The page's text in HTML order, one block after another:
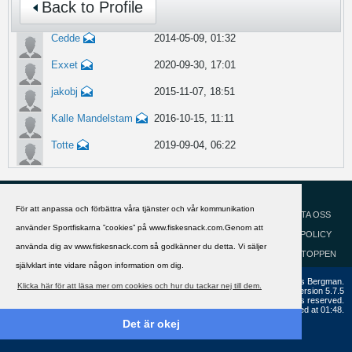
För att anpassa och förbättra våra tjänster och vår kommunikation
använder Sportfiskarna ”cookies” på www.fiskesnack.com.Genom att
använda dig av www.fiskesnack.com så godkänner du detta. Vi säljer
självklart inte vidare någon information om dig.
Klicka här för att läsa mer om cookies och hur du tackar nej till dem.
Det är okej
Back to Profile
Cedde 2014-05-09, 01:32
Exxet 2020-09-30, 17:01
jakobj 2015-11-07, 18:51
Kalle Mandelstam 2016-10-15, 11:11
Totte 2019-09-04, 06:22
KONTAKTA OSS
COOKIEPOLICY
GÅ TILL TOPPEN
Copyright ©2002 - 2021, FiskeSnack.com. Grundad 2002 av Anders Bergman.
Powered byvBulletin®
Version 5.7.5
Copyright © 2026 MH Sub I, LLC dba vBulletin. All rights reserved.
All times are GMT+1. This page was generated at 01:48.